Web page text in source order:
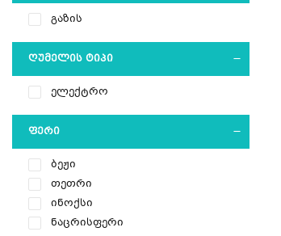
DIXI
ELECTROLUX
ERSEL
EVERFIT
FAKIR
FUJIYAMA
Gilan
GRUNHELM
HAEGER
HISENSE
გაზის
ᲦᲣᲛᲔᲚᲘᲡ ᲢᲘᲞᲘ
ელექტრო
ᲤᲔᲠᲘ
ბეჟი
თეთრი
ინოქსი
ნაცრისფერი